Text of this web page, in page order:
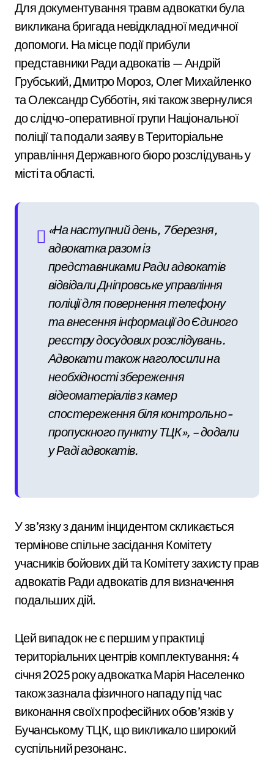
Для документування травм адвокатки була
викликана бригада невідкладної медичної
допомоги. На місце події прибули
представники Ради адвокатів — Андрій
Грубський, Дмитро Мороз, Олег Михайленко
та Олександр Субботін, які також звернулися
до слідчо-оперативної групи Національної
поліції та подали заяву вТериторіальне
управління Державного бюро розслідувань у
місті та області.
«На наступний день, 7 березня,
адвокатка разом із
представниками Ради адвокатів
відвідали Дніпровське управління
поліції для повернення телефону
та внесення інформації до Єдиного
реєстру досудових розслідувань.
Адвокати також наголосили на
необхідності збереження
відеоматеріалів з камер
спостереження біля контрольно-
пропускного пункту ТЦК», – додали
у Раді адвокатів.
У зв’язку з даним інцидентом скликається
термінове спільне засідання Комітету
учасників бойових дій та Комітету захисту прав
адвокатів Ради адвокатів для визначення
подальших дій.
Цей випадок не є першим у практиці
територіальних центрів комплектування: 4
січня 2025 року адвокатка Марія Населенко
також зазнала фізичного нападу під час
виконання своїх професійних обов’язків у
Бучанському ТЦК, що викликало широкий
суспільний резонанс.